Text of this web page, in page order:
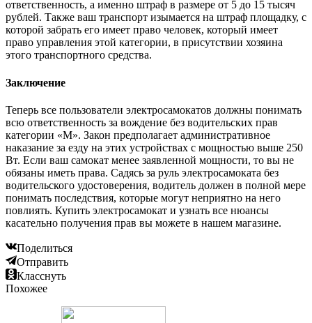
ответственность, а именно штраф в размере от 5 до 15 тысяч
рублей. Также ваш транспорт изымается на штраф площадку, с
которой забрать его имеет право человек, который имеет
право управления этой категории, в присутствии хозяина
этого транспортного средства.
Заключение
Теперь все пользователи электросамокатов должны понимать
всю ответственность за вождение без водительских прав
категории «М». Закон предполагает административное
наказание за езду на этих устройствах с мощностью выше 250
Вт. Если ваш самокат менее заявленной мощности, то вы не
обязаны иметь права. Садясь за руль электросамоката без
водительского удостоверения, водитель должен в полной мере
понимать последствия, которые могут неприятно на него
повлиять. Купить электросамокат и узнать все нюансы
касательно получения прав вы можете в нашем магазине.
Поделиться
Отправить
Класснуть
Похожее